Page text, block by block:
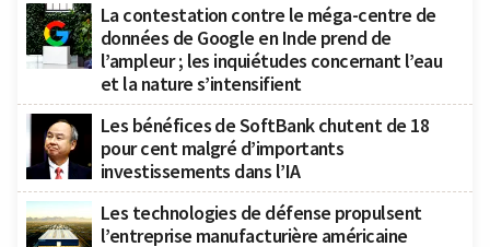
La contestation contre le méga-centre de
données de Google en Inde prend de
l’ampleur ; les inquiétudes concernant l’eau
et la nature s’intensifient
Les bénéfices de SoftBank chutent de 18
pour cent malgré d’importants
investissements dans l’IA
Les technologies de défense propulsent
l’entreprise manufacturière américaine